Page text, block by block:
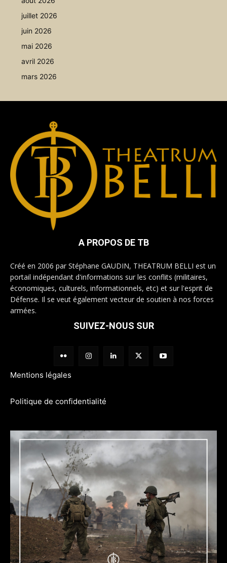
juillet 2026
juin 2026
mai 2026
avril 2026
mars 2026
A PROPOS DE TB
Créé en 2006 par Stéphane GAUDIN, THEATRUM BELLI est un
portail indépendant d'informations sur les conflits (militaires,
économiques, culturels, informationnels, etc) et sur l'esprit de
Défense. Il se veut également vecteur de soutien à nos forces
armées.
SUIVEZ-NOUS SUR
Mentions légales
Politique de confidentialité